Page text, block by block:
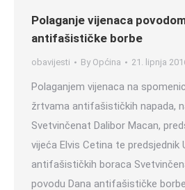
Polaganje vijenaca
antifašističke borbe
obavijesti By Općina 21. lipnja
Polaganjem vijenaca na
žrtvama antifašističkih napada,
Svetvinčenat Dalibor Macan,
vijeća Elvis Cetina te predsjednik
antifašističkih boraca
povodu Dana antifašističke